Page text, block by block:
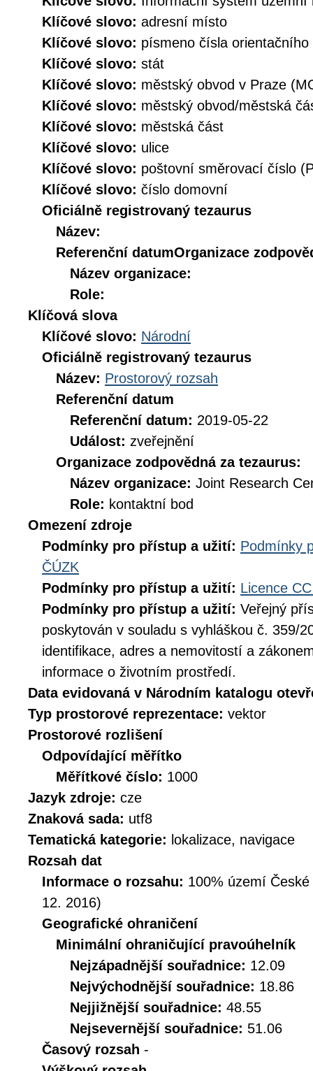
Klíčové slovo: adresní místo
Klíčové slovo: písmeno čísla orientačního
Klíčové slovo: stát
Klíčové slovo: městský obvod v Praze
Klíčové slovo: městský obvod/městská
Klíčové slovo: městská část
Klíčové slovo: ulice
Klíčové slovo: poštovní směrovací číslo
Klíčové slovo: číslo domovní
Oficiálně registrovaný tezaurus
Název:
Referenční datumOrganizace
Název organizace:
Role:
Klíčová slova
Klíčové slovo: Národní
Oficiálně registrovaný tezaurus
Název: Prostorový rozsah
Referenční datum
Referenční datum: 2019-05-22
Událost: zveřejnění
Organizace zodpovědná za tezaurus:
Název organizace: Joint Research
Role: kontaktní bod
Omezení zdroje
Podmínky pro přístup a užití: Podmínky
ČÚZK
Podmínky pro přístup a užití: Licence
Podmínky pro přístup a užití: Veřejný
poskytován v souladu s vyhláškou č. 359/
identifikace, adres a nemovitostí a
informace o životním prostředí.
Data evidovaná v Národním katalogu
Typ prostorové reprezentace: vektor
Prostorové rozlišení
Odpovídající měřítko
Měřítkové číslo: 1000
Jazyk zdroje: cze
Znaková sada: utf8
Tematická kategorie: lokalizace, navigace
Rozsah dat
Informace o rozsahu: 100% území
12. 2016)
Geografické ohraničení
Minimální ohraničující pravoúhelník
Nejzápadnější souřadnice: 12.09
Nejvýchodnější souřadnice: 18.86
Nejjižnější souřadnice: 48.55
Nejsevernější souřadnice: 51.06
Časový rozsah -